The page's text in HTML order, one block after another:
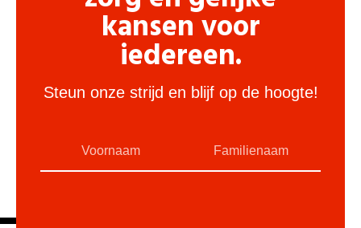
kansen voor
iedereen.
Steun onze strijd en blijf op de hoogte!